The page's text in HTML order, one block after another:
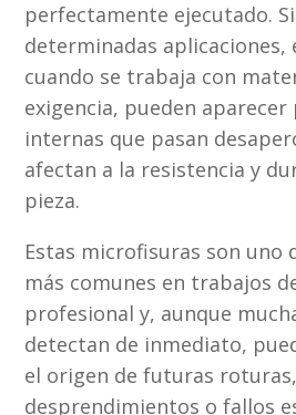
perfectamente ejecutado.
determinadas aplicaciones,
cuando se trabaja con
exigencia, pueden aparecer
internas que pasan
afectan a la resistencia y
pieza.
Estas microfisuras son uno
más comunes en trabajos
profesional y, aunque
detectan de inmediato,
el origen de futuras roturas,
desprendimientos o fallos